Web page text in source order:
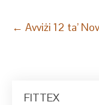
Post
navigation
← Avviżi 12 ta’
FITTEX